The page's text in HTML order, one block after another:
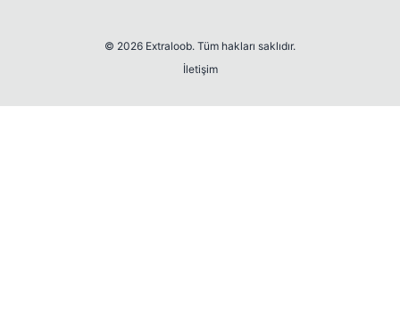
© 2026 Extraloob. Tüm hakları saklıdır.
İletişim